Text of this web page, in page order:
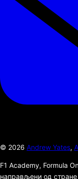
© 2026 Andrew Yates,
F1 Academy, Formula
направљени од стране